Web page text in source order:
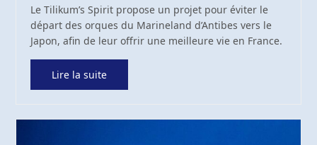
Le Tilikum’s Spirit propose un projet pour éviter le
départ des orques du Marineland d’Antibes vers le
Japon, afin de leur offrir une meilleure vie en France.
Lire la suite